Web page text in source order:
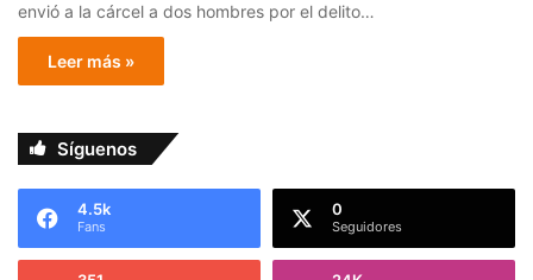
envió a la cárcel a dos hombres por el delito…
Leer más »
Síguenos
4.5k
Fans
0
Seguidores